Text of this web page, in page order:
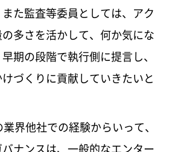
た監査等委員としては、アク
多さを活かして、何か気にな
期の段階で執行側に提言し、
づくりに貢献していきたいと
界他社での経験からいって、
ナンスは、一般的なエンター